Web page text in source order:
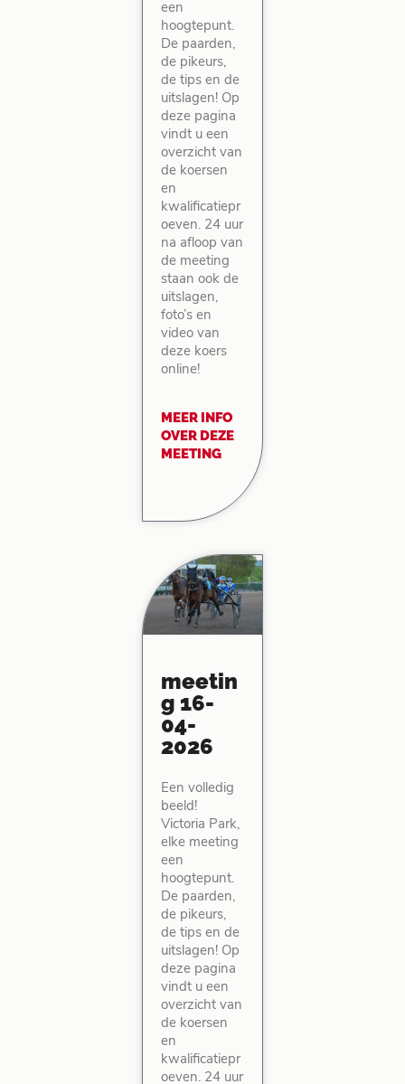
een
hoogtepunt.
De paarden,
de pikeurs,
de tips en de
uitslagen! Op
deze pagina
vindt u een
overzicht van
de koersen
en
kwalificatiepr
oeven. 24 uur
na afloop van
de meeting
staan ook de
uitslagen,
foto’s en
video van
deze koers
online!
MEER INFO
OVER DEZE
MEETING
meetin
g 16-
04-
2026
Een volledig
beeld!
Victoria Park,
elke meeting
een
hoogtepunt.
De paarden,
de pikeurs,
de tips en de
uitslagen! Op
deze pagina
vindt u een
overzicht van
de koersen
en
kwalificatiepr
oeven. 24 uur